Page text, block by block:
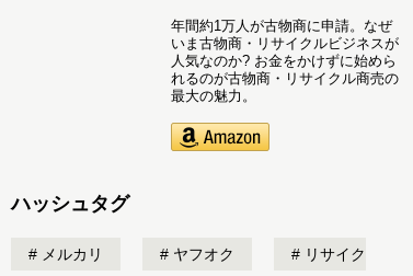
年間約1万人が古物商に申請。なぜ
いま古物商・リサイクルビジネスが
人気なのか? お金をかけずに始めら
れるのが古物商・リサイクル商売の
最大の魅力。
ハッシュタグ
メルカリ ヤフオク リサイク